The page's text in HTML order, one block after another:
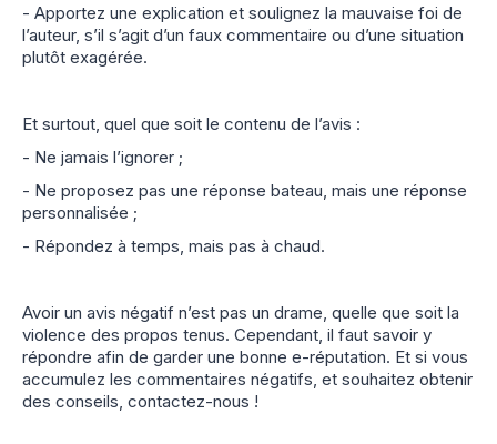
- Apportez une explication et soulignez la mauvaise foi de
l’auteur, s’il s’agit d’un faux commentaire ou d’une situation
plutôt exagérée.
Et surtout, quel que soit le contenu de l’avis :
- Ne jamais l’ignorer ;
- Ne proposez pas une réponse bateau, mais une réponse
personnalisée ;
- Répondez à temps, mais pas à chaud.
Avoir un avis négatif n’est pas un drame, quelle que soit la
violence des propos tenus. Cependant, il faut savoir y
répondre afin de garder une bonne e-réputation. Et si vous
accumulez les commentaires négatifs, et souhaitez obtenir
des conseils, contactez-nous !